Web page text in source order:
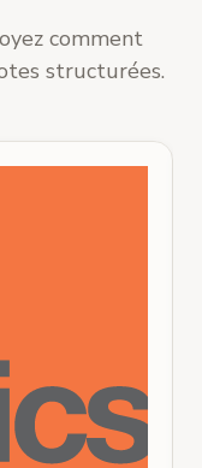
comment
structurées.